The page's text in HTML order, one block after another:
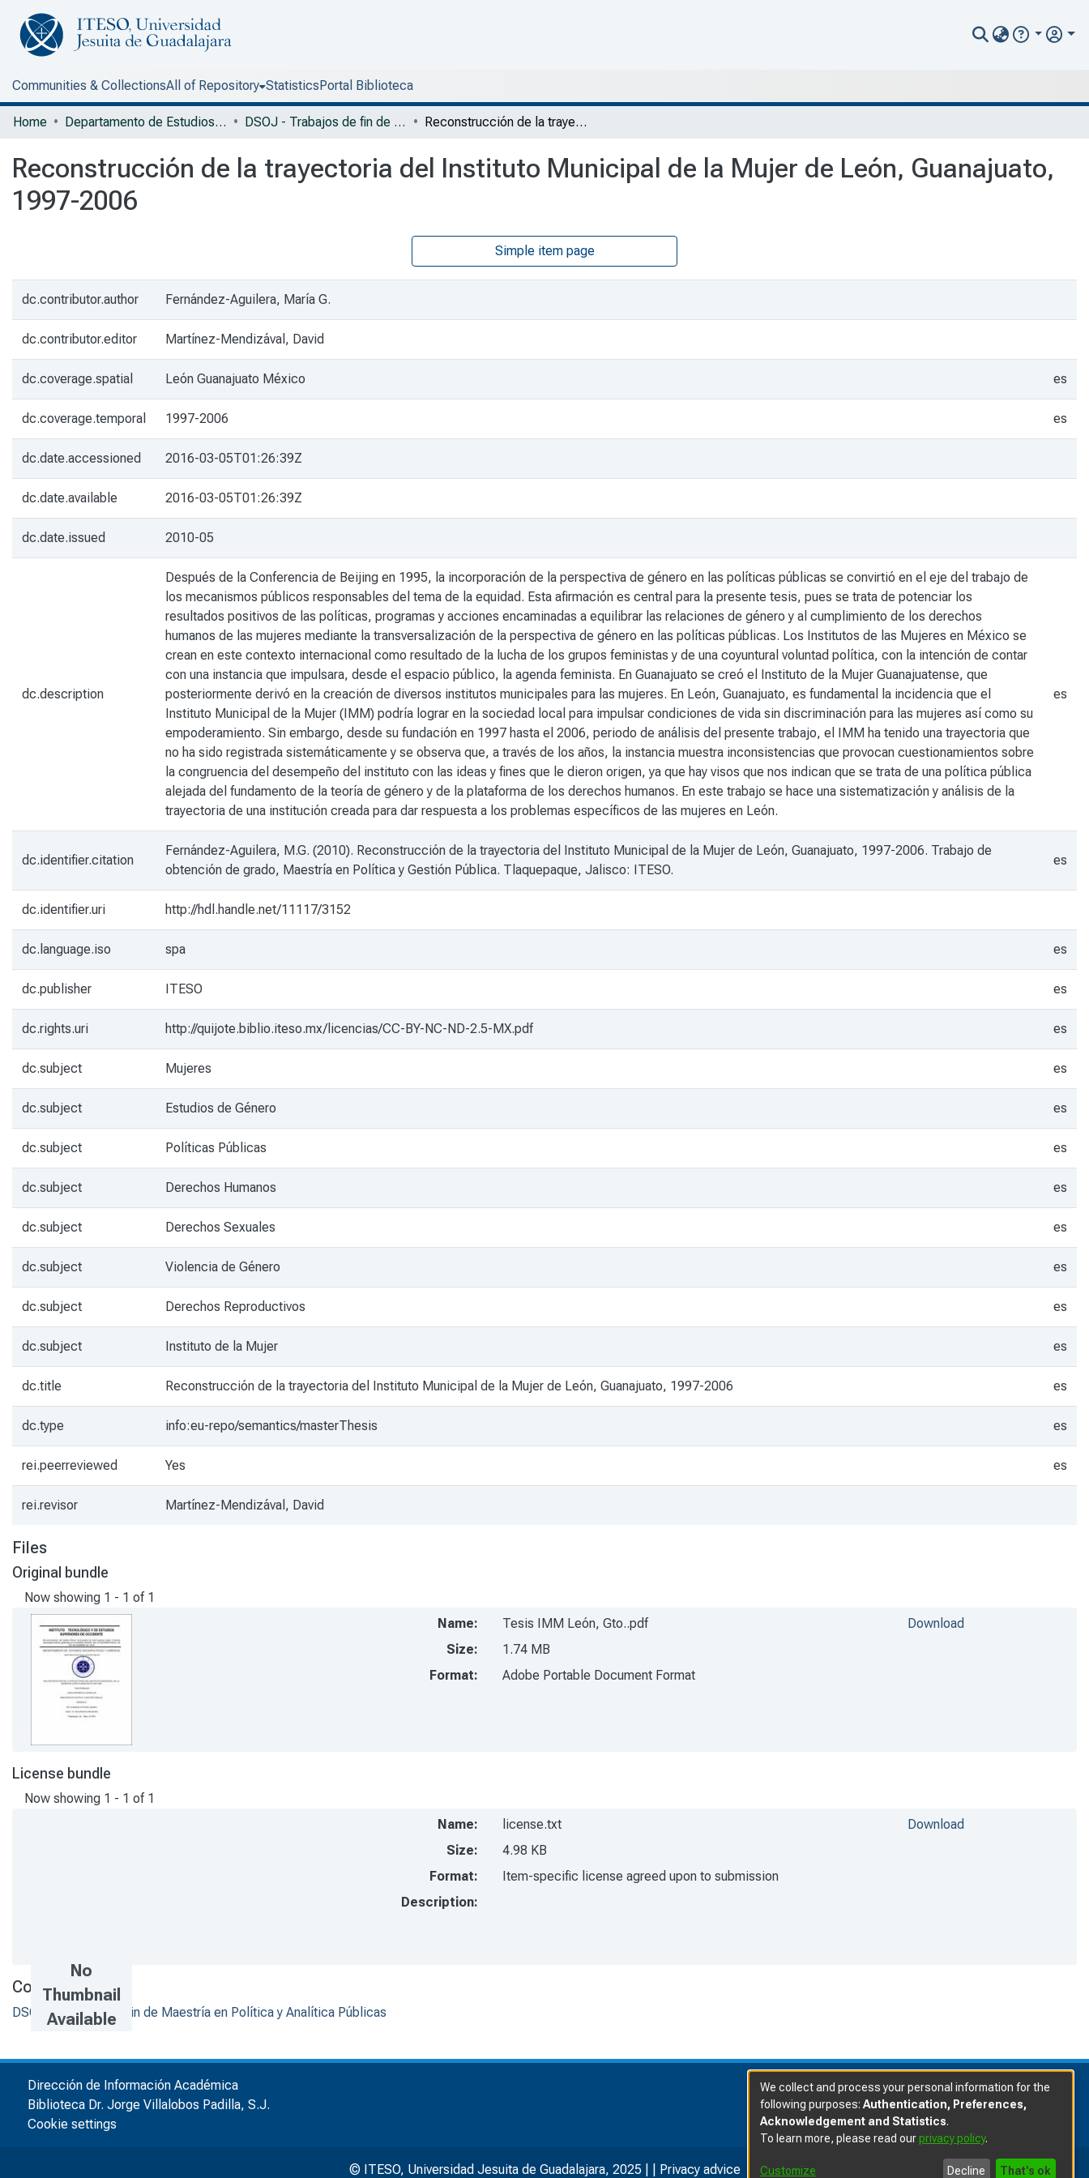
Communities & CollectionsAll of Repository StatisticsPortal Biblioteca
Home Departamento de Estudios Sociopolíticos y Jurídicos DSOJ - Trabajos de fin de Maestría en Política y Analítica Públicas Reconstrucción de la trayectoria del Instituto Municipal de la Mujer de León, Guanajuato, 1997-2006
Reconstrucción de la trayectoria del Instituto Municipal de la Mujer de León, Guanajuato,
1997-2006
Simple item page
dc.contributor.author Fernández-Aguilera, María G.
dc.contributor.editor Martínez-Mendizával, David
dc.coverage.spatial León Guanajuato México es
dc.coverage.temporal 1997-2006 es
dc.date.accessioned 2016-03-05T01:26:39Z
dc.date.available 2016-03-05T01:26:39Z
dc.date.issued 2010-05
dc.description
Después de la Conferencia de Beijing en 1995, la incorporación de la perspectiva de género en las políticas públicas se convirtió en el eje del trabajo de
los mecanismos públicos responsables del tema de la equidad. Esta afirmación es central para la presente tesis, pues se trata de potenciar los
resultados positivos de las políticas, programas y acciones encaminadas a equilibrar las relaciones de género y al cumplimiento de los derechos
humanos de las mujeres mediante la transversalización de la perspectiva de género en las políticas públicas. Los Institutos de las Mujeres en México se
crean en este contexto internacional como resultado de la lucha de los grupos feministas y de una coyuntural voluntad política, con la intención de contar
con una instancia que impulsara, desde el espacio público, la agenda feminista. En Guanajuato se creó el Instituto de la Mujer Guanajuatense, que
posteriormente derivó en la creación de diversos institutos municipales para las mujeres. En León, Guanajuato, es fundamental la incidencia que el
Instituto Municipal de la Mujer (IMM) podría lograr en la sociedad local para impulsar condiciones de vida sin discriminación para las mujeres así como su
empoderamiento. Sin embargo, desde su fundación en 1997 hasta el 2006, periodo de análisis del presente trabajo, el IMM ha tenido una trayectoria que
no ha sido registrada sistemáticamente y se observa que, a través de los años, la instancia muestra inconsistencias que provocan cuestionamientos sobre
la congruencia del desempeño del instituto con las ideas y fines que le dieron origen, ya que hay visos que nos indican que se trata de una política pública
alejada del fundamento de la teoría de género y de la plataforma de los derechos humanos. En este trabajo se hace una sistematización y análisis de la
trayectoria de una institución creada para dar respuesta a los problemas específicos de las mujeres en León.
es
dc.identifier.citation
Fernández-Aguilera, M.G. (2010). Reconstrucción de la trayectoria del Instituto Municipal de la Mujer de León, Guanajuato, 1997-2006. Trabajo de
obtención de grado, Maestría en Política y Gestión Pública. Tlaquepaque, Jalisco: ITESO.
es
dc.identifier.uri http://hdl.handle.net/11117/3152
dc.language.iso spa es
dc.publisher ITESO es
dc.rights.uri http://quijote.biblio.iteso.mx/licencias/CC-BY-NC-ND-2.5-MX.pdf es
dc.subject Mujeres es
dc.subject Estudios de Género es
dc.subject Políticas Públicas es
dc.subject Derechos Humanos es
dc.subject Derechos Sexuales es
dc.subject Violencia de Género es
dc.subject Derechos Reproductivos es
dc.subject Instituto de la Mujer es
dc.title Reconstrucción de la trayectoria del Instituto Municipal de la Mujer de León, Guanajuato, 1997-2006 es
dc.type info:eu-repo/semantics/masterThesis es
rei.peerreviewed Yes es
rei.revisor Martínez-Mendizával, David
Files
Original bundle
Now showing 1 - 1 of 1
Name:
Tesis IMM León, Gto..pdf
Size:
1.74 MB
Format:
Adobe Portable Document Format
Download
License bundle
Now showing 1 - 1 of 1
No
Thumbnail
Available
Name:
license.txt
Size:
4.98 KB
Format:
Item-specific license agreed upon to submission
Description:
Download
Collections
DSOJ - Trabajos de fin de Maestría en Política y Analítica Públicas
Dirección de Información Académica
Biblioteca Dr. Jorge Villalobos Padilla, S.J.
Cookie settings
© ITESO, Universidad Jesuita de Guadalajara, 2025 Privacy advice
We collect and process your personal information for the
following purposes: Authentication, Preferences,
Acknowledgement and Statistics.
To learn more, please read ourprivacy policy.
Customize Decline That's ok